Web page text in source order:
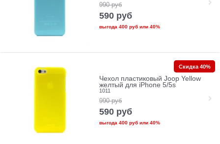
990 руб
590 руб
выгода 400 рубили 40%
Чехол пластиковый Joop Yellow
желтый для iPhone 5/5s
1011
990 руб
590 руб
выгода 400 рубили 40%
Скидка 40%